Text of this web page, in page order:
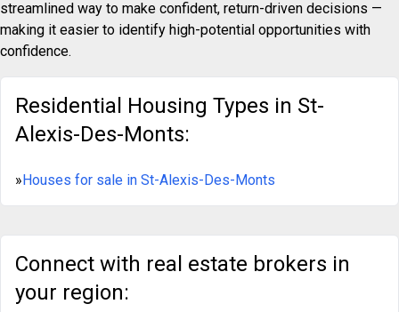
streamlined way to make confident, return-driven decisions —
making it easier to identify high-potential opportunities with
confidence.
Residential Housing Types in St-
Alexis-Des-Monts:
»Houses for sale in St-Alexis-Des-Monts
Connect with real estate brokers in
your region: